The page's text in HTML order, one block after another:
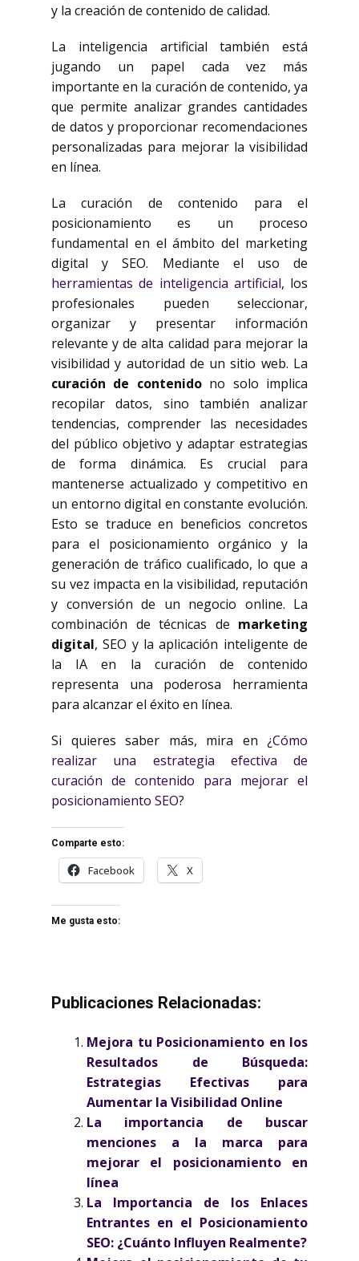
y la creación de contenido de calidad.
La inteligencia artificial también está
jugando un papel cada vez más
importante en la curación de contenido, ya
que permite analizar grandes cantidades
de datos y proporcionar recomendaciones
personalizadas para mejorar la visibilidad
en línea.
La curación de contenido para el
posicionamiento es un proceso
fundamental en el ámbito del marketing
digital y SEO. Mediante el uso de
herramientas de inteligencia artificial, los
profesionales pueden seleccionar,
organizar y presentar información
relevante y de alta calidad para mejorar la
visibilidad y autoridad de un sitio web. La
curación de contenidono solo implica
recopilar datos, sino también analizar
tendencias, comprender las necesidades
del público objetivo y adaptar estrategias
de forma dinámica. Es crucial para
mantenerse actualizado y competitivo en
un entorno digital en constante evolución.
Esto se traduce en beneficios concretos
para el posicionamiento orgánico y la
generación de tráfico cualificado, lo que a
su vez impacta en la visibilidad, reputación
y conversión de un negocio online. La
combinación de técnicas de marketing
digital, SEO y la aplicación inteligente de
la IA en la curación de contenido
representa una poderosa herramienta
para alcanzar el éxito en línea.
Si quieres saber más, mira en ¿Cómo
realizar una estrategia efectiva de
curación de contenido para mejorar el
posicionamiento SEO?
Comparte esto:
Facebook X
Me gusta esto:
Publicaciones Relacionadas:
Mejora tu Posicionamiento en los
Resultados de Búsqueda:
Estrategias Efectivas para
Aumentar la Visibilidad Online
La importancia de buscar
menciones a la marca para
mejorar el posicionamiento en
línea
La Importancia de los Enlaces
Entrantes en el Posicionamiento
SEO: ¿Cuánto Influyen Realmente?